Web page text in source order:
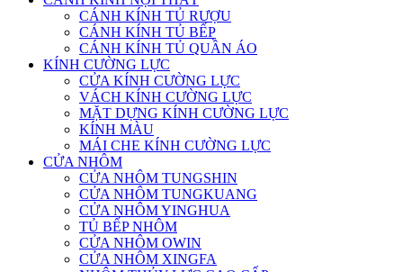
CÁNH KÍNH TỦ RƯỢU
CÁNH KÍNH TỦ BẾP
CÁNH KÍNH TỦ QUẦN ÁO
KÍNH CƯỜNG LỰC
CỬA KÍNH CƯỜNG LỰC
VÁCH KÍNH CƯỜNG LỰC
MẶT DỰNG KÍNH CƯỜNG LỰC
KÍNH MÀU
MÁI CHE KÍNH CƯỜNG LỰC
CỬA NHÔM
CỬA NHÔM TUNGSHIN
CỬA NHÔM TUNGKUANG
CỬA NHÔM YINGHUA
TỦ BẾP NHÔM
CỬA NHÔM OWIN
CỬA NHÔM XINGFA